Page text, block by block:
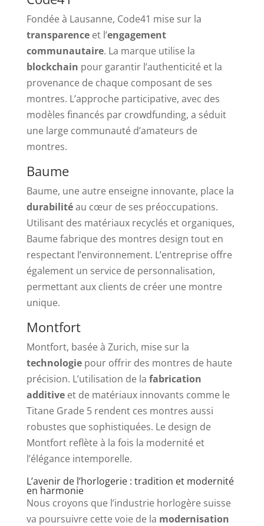
Fondée à Lausanne, Code41 mise sur la
transparenceet l’engagement
communautaire. La marque utilise la
blockchain pour garantir l’authenticité et la
provenance de chaque composant de ses
montres. L’approche participative, avec des
modèles financés par crowdfunding, a séduit
une large communauté d’amateurs de
montres.
Baume
Baume, une autre enseigne innovante, place la
durabilitéau cœur de ses préoccupations.
Utilisant des matériaux recyclés et organiques,
Baume fabrique des montres design tout en
respectant l’environnement. L’entreprise offre
également un service de personnalisation,
permettant aux clients de créer une montre
unique.
Montfort
Montfort, basée à Zurich, mise sur la
technologiepour offrir des montres de haute
précision. L’utilisation de la fabrication
additiveet de matériaux innovants comme le
Titane Grade 5 rendent ces montres aussi
robustes que sophistiquées. Le design de
Montfort reflète à la fois la modernité et
l’élégance intemporelle.
L’avenir de l’horlogerie : tradition et modernité
en harmonie
Nous croyons que l’industrie horlogère suisse
va poursuivre cette voie de la modernisation